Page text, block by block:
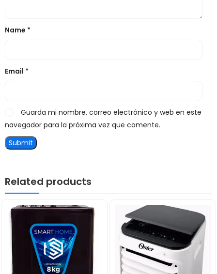
Name *
Email *
Guarda mi nombre, correo electrónico y web en este
navegador para la próxima vez que comente.
Related products